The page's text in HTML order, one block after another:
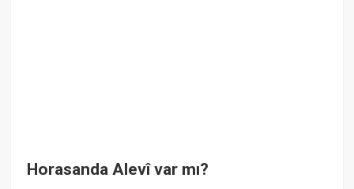
Horasanda Alevî var mı?